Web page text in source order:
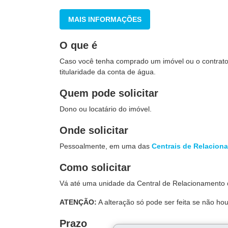
MAIS INFORMAÇÕES
O que é
Caso você tenha comprado um imóvel ou o
titularidade da conta de água.
Quem pode solicitar
Dono ou locatário do imóvel.
Onde solicitar
Pessoalmente, em uma das Centrais de
Como solicitar
Vá até uma unidade da Central de Relacionamento
ATENÇÃO: A alteração só pode ser feita se não
Prazo